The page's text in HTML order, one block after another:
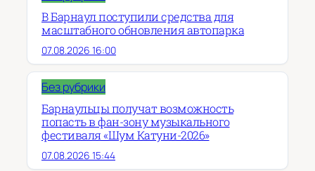
В Барнаул поступили средства для
масштабного обновления автопарка
07.08.2026 16:00
Без рубрики
Барнаульцы получат возможность
попасть в фан-зону музыкального
фестиваля «Шум Катуни-2026»
07.08.2026 15:44